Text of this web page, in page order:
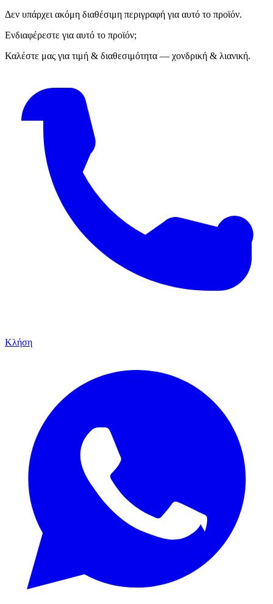
Δεν υπάρχει ακόμη διαθέσιμη περιγραφή για αυτό το προϊόν.
Ενδιαφέρεστε για αυτό το προϊόν;
Καλέστε μας για τιμή & διαθεσιμότητα — χονδρική & λιανική.
Κλήση